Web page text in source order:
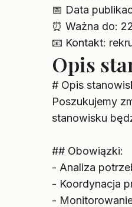
📅 Data
⏰ Ważna do:
📧 Kontakt:
Opis
# Opis
Poszukujemy
stanowisku
## Obowiązki:
- Analiza
- Koordynacja
-